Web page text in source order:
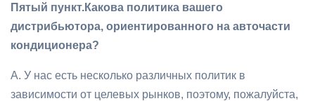
Пятый пункт.Какова политика вашего
дистрибьютора, ориентированного на авточасти
кондиционера?
A. У нас есть несколько различных политик в
зависимости от целевых рынков, поэтому, пожалуйста,